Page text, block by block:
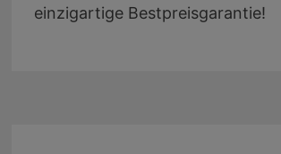
einzigartige Bestpreisgarantie!